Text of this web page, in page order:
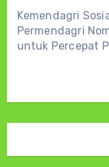
Kemendagri
Permendagri
untuk Percepat